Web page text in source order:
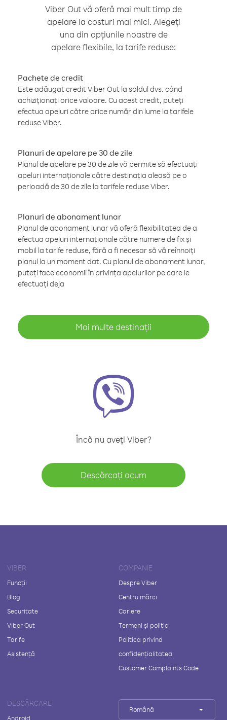
Viber Out vă oferă mai mult timp de
apelare la costuri mai mici. Alegeți
una din opțiunile noastre de
apelare flexibile, la tarife reduse:
Pachete de credit
Este adăugat credit Viber Out la soldul dvs. când
achiziționați orice valoare. Cu acest credit, puteți
efectua apeluri către orice număr din lume la tarifele
reduse Viber.
Planuri de apelare pe 30 de zile
Planul de apelare pe 30 de zile vă permite să efectuați
apeluri internaționale către destinația aleasă pe o
perioadă de 30 de zile la tarifele reduse Viber.
Planuri de abonament lunar
Planul de abonament lunar vă oferă flexibilitatea de a
efectua apeluri internaționale către numere de fix și
mobil la tarife reduse, fără a fi necesar să vă reînnoiți
planul la un moment dat. Cu planul de abonament lunar,
puteți face economii în privința apelurilor pe care le
efectuați deja
Mai multe destinații
Încă nu aveți Viber?
Descărcați acum
VIBER
Funcții
Blog
Securitate
Viber Out
Tarife
Asistență
COMPANIE
Despre Viber
Centru mărci
Cariere
Termeni și politici
Politica privind
confidențialitatea
Customer Complaints Code
DESCĂRCARE
Android
Română